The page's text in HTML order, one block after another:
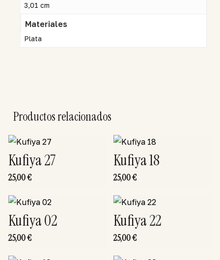
3,01 cm
Materiales
Plata
Productos relacionados
Kufiya 27
25,00€
Kufiya 18
25,00€
Kufiya 02
25,00€
Kufiya 22
25,00€